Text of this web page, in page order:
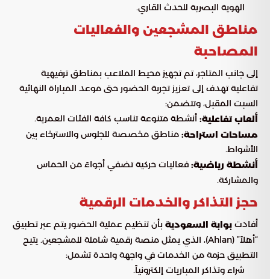
الهوية البصرية للحدث القاري.
مناطق المشجعين والفعاليات
المصاحبة
إلى جانب المتاجر، تم تجهيز محيط الملاعب بمناطق ترفيهية
تفاعلية تهدف إلى تعزيز تجربة الحضور حتى موعد المباراة النهائية
السبت المقبل، وتتضمن:
ألعاب تفاعلية: أنشطة متنوعة تناسب كافة الفئات العمرية.
مساحات استراحة: مناطق مخصصة للجلوس والاسترخاء بين
الأشواط.
أنشطة رياضية: فعاليات حركية تضفي أجواءً من الحماس
والمشاركة.
حجز التذاكر والخدمات الرقمية
أفادت بوابة السعودية بأن تنظيم عملية الحضور يتم عبر تطبيق
“أهلاً” (Ahlan)، الذي يمثل منصة رقمية شاملة للمشجعين. يتيح
التطبيق حزمة من الخدمات في واجهة واحدة تشمل:
شراء وتذاكر المباريات إلكترونياً.